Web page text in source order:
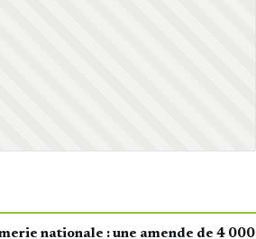
nationale : une amende de 4 000